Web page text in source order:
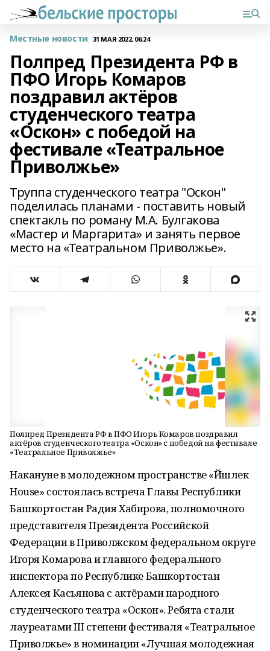
Местные новости 31 МАЯ 2022, 06:24
Полпред Президента РФ в
ПФО Игорь Комаров
поздравил актёров
студенческого театра
«Оскон» с победой на
фестивале «Театральное
Приволжье»
Труппа студенческого театра "Оскон"
поделилась планами - поставить новый
спектакль по роману М.А. Булгакова
«Мастер и Маргарита» и занять первое
место на «Театральном Приволжье».
Полпред Президента РФ в ПФО Игорь Комаров поздравил
актёров студенческого театра «Оскон» с победой на фестивале
«Театральное Приволжье»
Накануне в молодежном пространстве «Йәшлек
House» состоялась встреча Главы Республики
Башкортостан Радия Хабирова, полномочного
представителя Президента Российской
Федерации в Приволжском федеральном округе
Игоря Комарова и главного федерального
инспектора по Республике Башкортостан
Алексея Касьянова с актёрами народного
студенческого театра «Оскон». Ребята стали
лауреатами III степени фестиваля «Театральное
Приволжье» в номинации «Лучшая молодежная